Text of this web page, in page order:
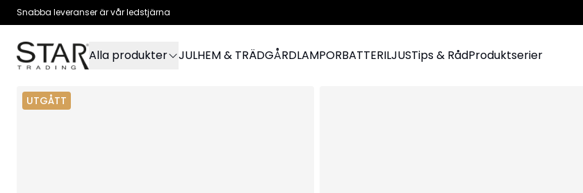
Snabba leveranser är vår ledstjärna
Alla produkter JULHEM & TRÄDGÅRDLAMPORBATTERILJUSTips & RådProduktserier
UTGÅTT